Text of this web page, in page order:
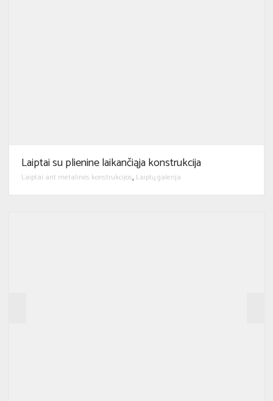
Laiptai su plienine laikančiąja konstrukcija
Laiptai ant metalinės konstrukcijos Laiptų galerija